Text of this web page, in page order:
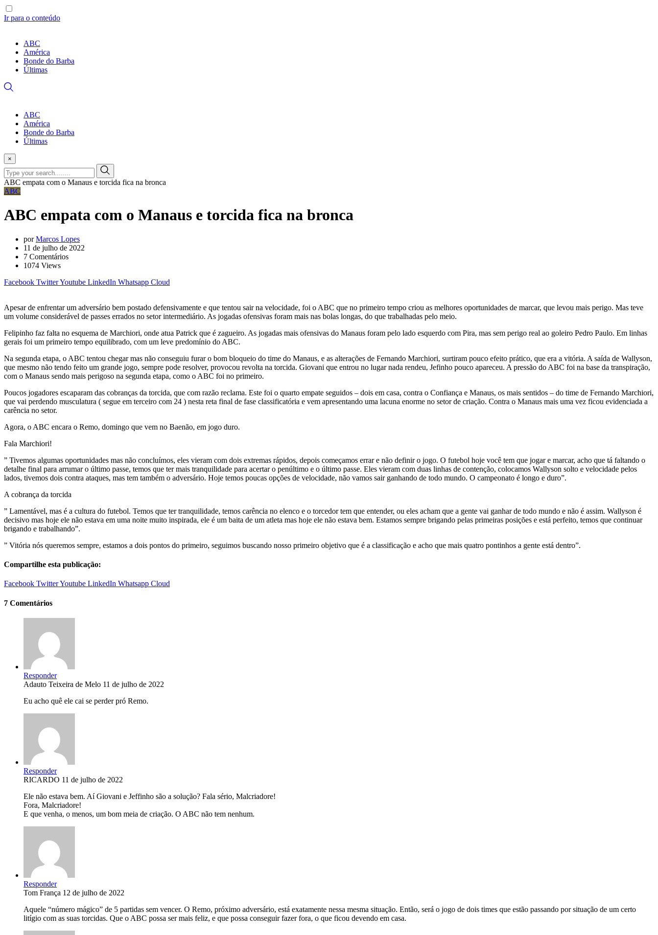
Ir para o conteúdo
ABC
América
Bonde do Barba
Últimas
ABC
América
Bonde do Barba
Últimas
×
ABC empata com o Manaus e torcida fica na bronca
ABC
ABC empata com o Manaus e torcida fica na bronca
porMarcos Lopes
11 de julho de 2022
7 Comentários
1074 Views
Facebook TwitterYoutube LinkedIn Whatsapp Cloud
Apesar de enfrentar um adversário bem postado defensivamente e que tentou sair na velocidade, foi o ABC que no primeiro tempo criou as melhores oportunidades de marcar, que levou mais perigo. Mas teve
um volume considerável de passes errados no setor intermediário. As jogadas ofensivas foram mais nas bolas longas, do que trabalhadas pelo meio.
Felipinho faz falta no esquema de Marchiori, onde atua Patrick que é zagueiro. As jogadas mais ofensivas do Manaus foram pelo lado esquerdo com Pira, mas sem perigo real ao goleiro Pedro Paulo. Em linhas
gerais foi um primeiro tempo equilibrado, com um leve predomínio do ABC.
Na segunda etapa, o ABC tentou chegar mas não conseguiu furar o bom bloqueio do time do Manaus, e as alterações de Fernando Marchiori, surtiram pouco efeito prático, que era a vitória. A saída de Wallyson,
que mesmo não tendo feito um grande jogo, sempre pode resolver, provocou revolta na torcida. Giovani que entrou no lugar nada rendeu, Jefinho pouco apareceu. A pressão do ABC foi na base da transpiração,
com o Manaus sendo mais perigoso na segunda etapa, como o ABC foi no primeiro.
Poucos jogadores escaparam das cobranças da torcida, que com razão reclama. Este foi o quarto empate seguidos – dois em casa, contra o Confiança e Manaus, os mais sentidos – do time de Fernando Marchiori,
que vai perdendo musculatura ( segue em terceiro com 24 ) nesta reta final de fase classificatória e vem apresentando uma lacuna enorme no setor de criação. Contra o Manaus mais uma vez ficou evidenciada a
carência no setor.
Agora, o ABC encara o Remo, domingo que vem no Baenão, em jogo duro.
Fala Marchiori!
” Tivemos algumas oportunidades mas não concluímos, eles vieram com dois extremas rápidos, depois começamos errar e não definir o jogo. O futebol hoje você tem que jogar e marcar, acho que tá faltando o
detalhe final para arrumar o último passe, temos que ter mais tranquilidade para acertar o penúltimo e o último passe. Eles vieram com duas linhas de contenção, colocamos Wallyson solto e velocidade pelos
lados, tivemos dois contra ataques, mas tem também o adversário. Hoje temos poucas opções de velocidade, não vamos sair ganhando de todo mundo. O campeonato é longo e duro”.
A cobrança da torcida
” Lamentável, mas é a cultura do futebol. Temos que ter tranquilidade, temos carência no elenco e o torcedor tem que entender, ou eles acham que a gente vai ganhar de todo mundo e não é assim. Wallyson é
decisivo mas hoje ele não estava em uma noite muito inspirada, ele é um baita de um atleta mas hoje ele não estava bem. Estamos sempre brigando pelas primeiras posições e está perfeito, temos que continuar
brigando e trabalhando”.
” Vitória nós queremos sempre, estamos a dois pontos do primeiro, seguimos buscando nosso primeiro objetivo que é a classificação e acho que mais quatro pontinhos a gente está dentro”.
Compartilhe esta publicação:
Facebook TwitterYoutube LinkedIn Whatsapp Cloud
7 Comentários
Responder
Adauto Teixeira de Melo 11 de julho de 2022
Eu acho quê ele cai se perder pró Remo.
Responder
RICARDO 11 de julho de 2022
Ele não estava bem. Aí Giovani e Jeffinho são a solução? Fala sério, Malcriadore!
Fora, Malcriadore!
E que venha, o menos, um bom meia de criação. O ABC não tem nenhum.
Responder
Tom França 12 de julho de 2022
Aquele “número mágico” de 5 partidas sem vencer. O Remo, próximo adversário, está exatamente nessa mesma situação. Então, será o jogo de dois times que estão passando por situação de um certo
litígio com as suas torcidas. Que o ABC possa ser mais feliz, e que possa conseguir fazer fora, o que ficou devendo em casa.